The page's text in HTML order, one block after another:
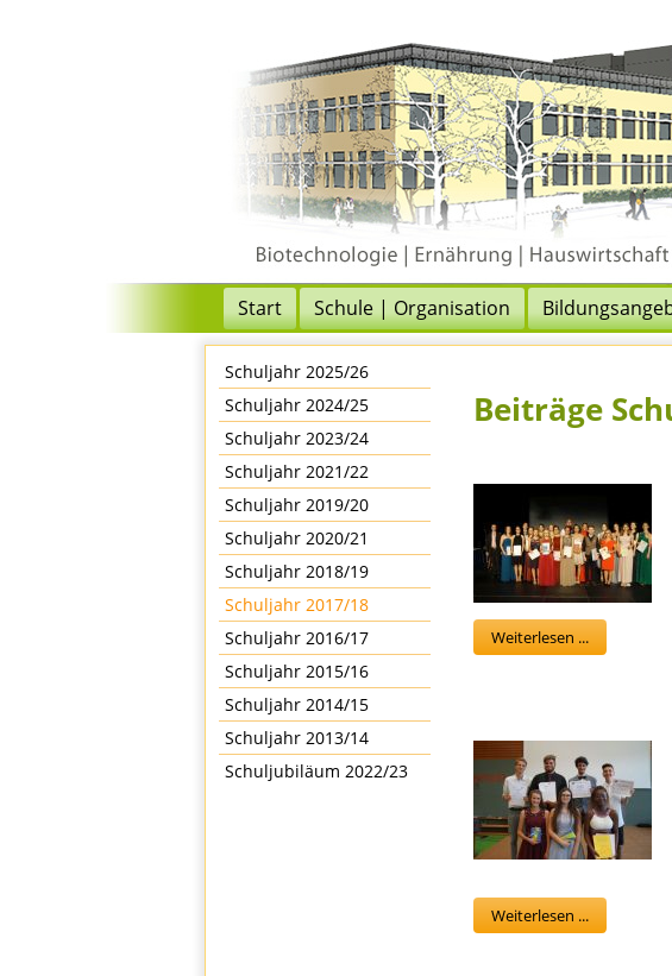
Start Schule | Organisation
Schuljahr 2025/26
Schuljahr 2024/25
Schuljahr 2023/24
Schuljahr 2021/22
Schuljahr 2019/20
Schuljahr 2020/21
Schuljahr 2018/19
Schuljahr 2017/18
Schuljahr 2016/17
Schuljahr 2015/16
Schuljahr 2014/15
Schuljahr 2013/14
Schuljubiläum 2022/23
Beiträge
Weiterlesen ...
Weiterlesen ...